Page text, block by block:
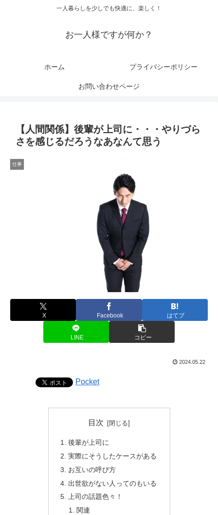
一人暮らしを少しでも快適に、楽しく！
お一人様ですが何か？
ホーム プライバシーポリシー
お問い合わせページ
【人間関係】後輩が上司に・・・やりづら
さを感じるだろうなあなんて思う
仕事
X Facebook はてブ
LINE コピー
2024.05.22
Pocket
目次
後輩が上司に
実際にそうしたケースがある
お互いの呼び方
出世欲がない人ってのもいる
上司の話題色々！
関連